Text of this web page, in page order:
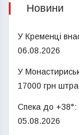
Новини
У Кременці
06.08.2026
У
17000 грн
Спека до +38°:
05.08.2026